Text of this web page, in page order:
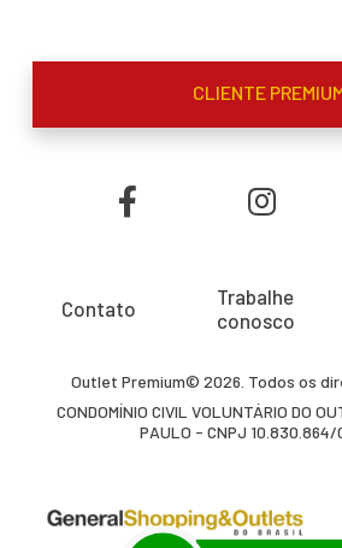
CLIENTE
Contato
Trabalhe
conosco
Outlet Premium© 2026. Todos os
CONDOMÍNIO CIVIL VOLUNTÁRIO DO
PAULO - CNPJ